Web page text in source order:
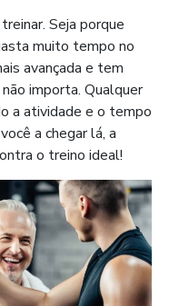
Seja porque
muito tempo no
avançada e tem
importa. Qualquer
a atividade e o tempo
a chegar lá, a
o treino ideal!